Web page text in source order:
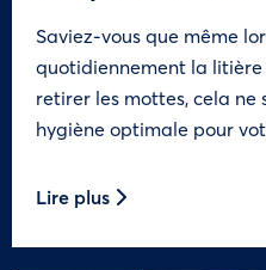
Saviez-vous que même
quotidiennement la
retirer les mottes, cela
hygiène optimale pour
Lire plus